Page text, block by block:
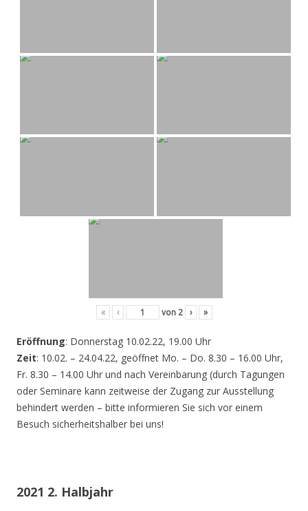
« ‹ von 2 › »
Eröffnung: Donnerstag 10.02.22, 19.00 Uhr
Zeit: 10.02. – 24.04.22, geöffnet Mo. – Do. 8.30 – 16.00 Uhr,
Fr. 8.30 – 14.00 Uhr und nach Vereinbarung (durch Tagungen
oder Seminare kann zeitweise der Zugang zur Ausstellung
behindert werden – bitte informieren Sie sich vor einem
Besuch sicherheitshalber bei uns!
2021 2. Halbjahr